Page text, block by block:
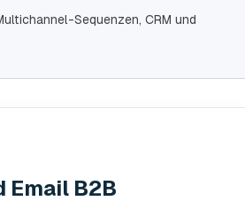
Sequenzen, CRM und
Email B2B